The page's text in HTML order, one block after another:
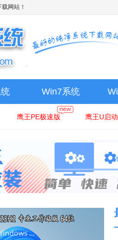
网站！
Win7系统
鹰王PE极速版 鹰王U启